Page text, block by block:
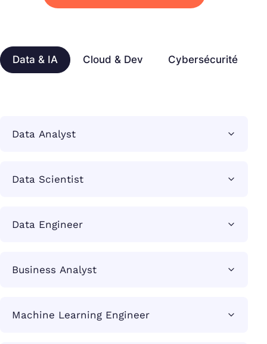
Data & IA Cloud & Dev Cybersécurité
Data Analyst
Data Scientist
Data Engineer
Business Analyst
Machine Learning Engineer